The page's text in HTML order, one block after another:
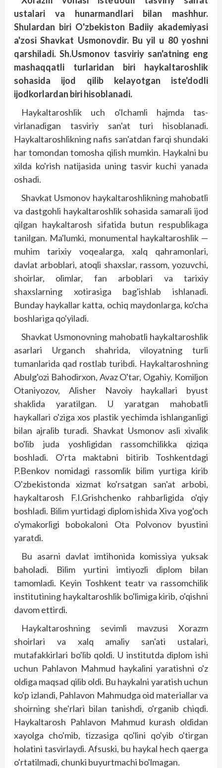
ustalari va hunarmandlari bilan mashhur.
Shulardan biri O'zbekiston Badiiy akademiyasi
a'zosi Shavkat Usmonovdir. Bu yil u 80 yoshni
qarshiladi. Sh.Usmonov tasviriy san'atning eng
mashaqqatli turlaridan biri haykaltaroshlik
sohasida ijod qilib kelayotgan iste'dodli
ijodkorlardan biri hisoblanadi.
Haykaltaroshlik uch o'lchamli hajmda tas­
virlanadigan tasviriy san'at turi hisoblanadi.
Haykaltaroshlikning nafis san'atdan farqi shundaki
har tomondan tomosha qilish mumkin. Haykalni bu
xilda ko'rish natijasida uning tasvir kuchi yanada
oshadi.
Shavkat Usmonov haykaltaroshlikning mahobatli
va dastgohli haykaltaroshlik sohasida samarali ijod
qilgan haykaltarosh sifatida butun respublikaga
tanilgan. Ma'lumki, monumental haykaltaroshlik —
muhim tarixiy voqealarga, xalq qahramonlari,
davlat arboblari, atoqli shaxslar, rassom, yozuvchi,
shoirlar, olimlar, fan arboblari va tarixiy
shaxslarning xotirasiga bag'ishlab ishlanadi.
Bunday haykallar katta, ochiq maydonlarga, ko'cha
boshlariga qo'yiladi.
Shavkat Usmonovning mahobatli haykaltaroshlik
asarlari Urganch shahrida, viloyatning turli
tumanlarida qad rostlab turibdi. Haykaltaroshning
Abulg'ozi Bahodirxon, Avaz O'tar, Ogahiy, Komiljon
Otaniyozov, Alisher Navoiy haykallari byust
shaklida yaratilgan. U yaratgan mahobatli
haykallari o'ziga xos plastik yechimda ishlanganligi
bilan ajralib turadi. Shavkat Usmonov asli xivalik
bo'lib juda yoshligidan rassomchilikka qiziqa
boshladi. O'rta maktabni bitirib Toshkentdagi
P.Benkov nomidagi rassomlik bilim yurtiga kirib
O'zbekistonda xizmat ko'rsatgan san'at arbobi,
haykaltarosh F.I.Grishchenko rahbarligida o'qiy
boshladi. Bilim yurtidagi diplom ishida Xiva yog'och
o'ymakorligi bobokaloni Ota Polvonov byustini
yaratdi.
Bu asarni davlat imtihonida komissiya yuksak
baholadi. Bilim yurtini imtiyozli dip­lom bilan
tamomladi. Keyin Toshkent teatr va rassomchilik
institutining haykaltaroshlik bo'limiga kirib, o'qishni
davom ettirdi.
Haykaltaroshning sevimli mavzusi Xorazm
shoirlari va xalq amaliy san'ati ustalari,
mutafakkirlari bo'lib qoldi. U institutda dip­lom ishi
uchun Pahlavon Mahmud haykalini yaratishni o'z
oldiga maqsad qilib oldi. Bu haykalni yaratish uchun
ko'p izlandi, Pahlavon Mahmudga oid materiallar va
shoirning she'rlari bilan tanishdi, o'rganib chiqdi.
Haykaltarosh Pahlavon Mahmud kurash oldidan
xayolga cho'mib, tizzasiga qo'lini qo'yib o'tirgan
holatini tasvirlaydi. Afsuski, bu haykal hech qaerga
o'rtatilmadi, chunki buyurtmachi bo'lmagan.